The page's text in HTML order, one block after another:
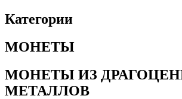
Категории
МОНЕТЫ
МОНЕТЫ ИЗ
МЕТАЛЛОВ